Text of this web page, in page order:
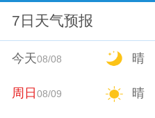
7日天气预报
今天08/08 晴
周日08/09 晴